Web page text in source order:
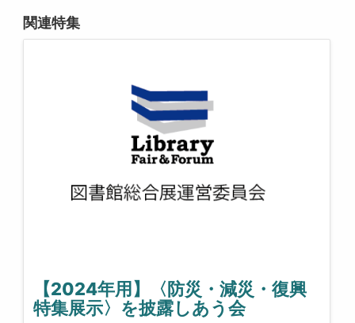
関連特集
【2024年用】〈防災・減災・復興
特集展示〉を披露しあう会